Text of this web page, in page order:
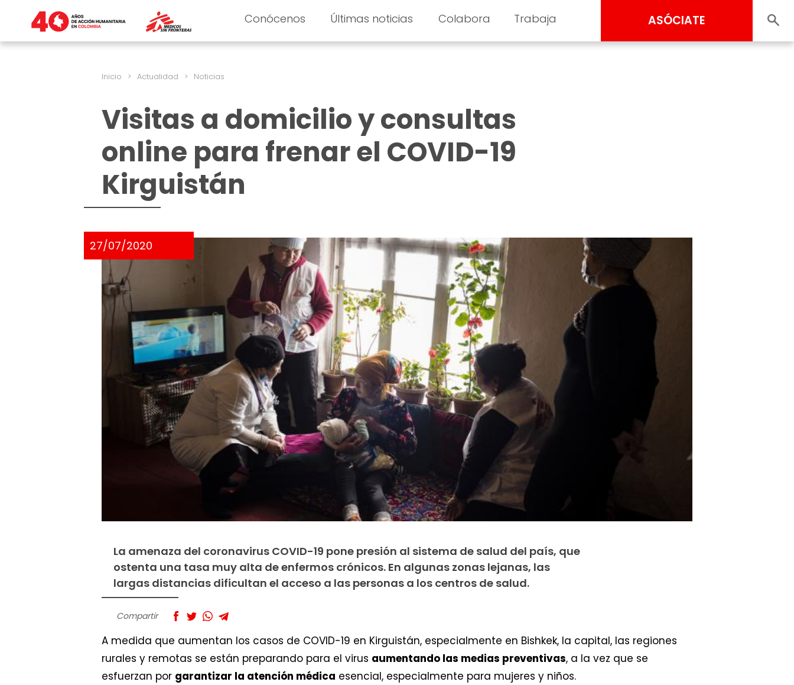
Conócenos Últimas noticias Colabora Trabaja ASÓCIATE
Inicio > Actualidad > Noticias
Visitas a domicilio y consultas
online para frenar el COVID-19
Kirguistán
27/07/2020
La amenaza del coronavirus COVID-19 pone presión al sistema de salud del país, que
ostenta una tasa muy alta de enfermos crónicos. En algunas zonas lejanas, las
largas distancias dificultan el acceso a las personas a los centros de salud.
Compartir
A medida que aumentan los casos de COVID-19 en Kirguistán, especialmente en Bishkek, la capital, las regiones
rurales y remotas se están preparando para el virus aumentando las medias preventivas, a la vez que se
esfuerzan por garantizar la atención médica esencial, especialmente para mujeres y niños.